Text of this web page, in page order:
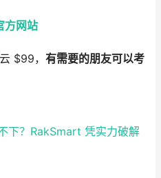
方网站
$99， 有需要的朋友可以考
下？RakSmart 凭实力破解